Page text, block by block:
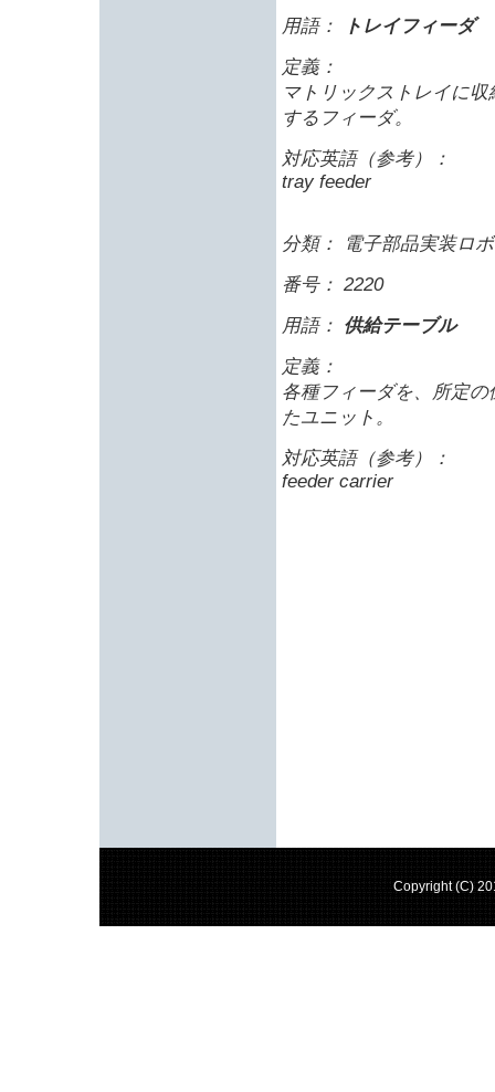
用語：
トレイフィーダ
定義：
マトリックストレイに
するフィーダ。
対応英語（参考）：
tray feeder
分類： 電子部品実装ロ
番号： 2220
用語： 供給テーブル
定義：
各種フィーダを、所定
たユニット。
対応英語（参考）：
feeder carrier
Copyright (C)